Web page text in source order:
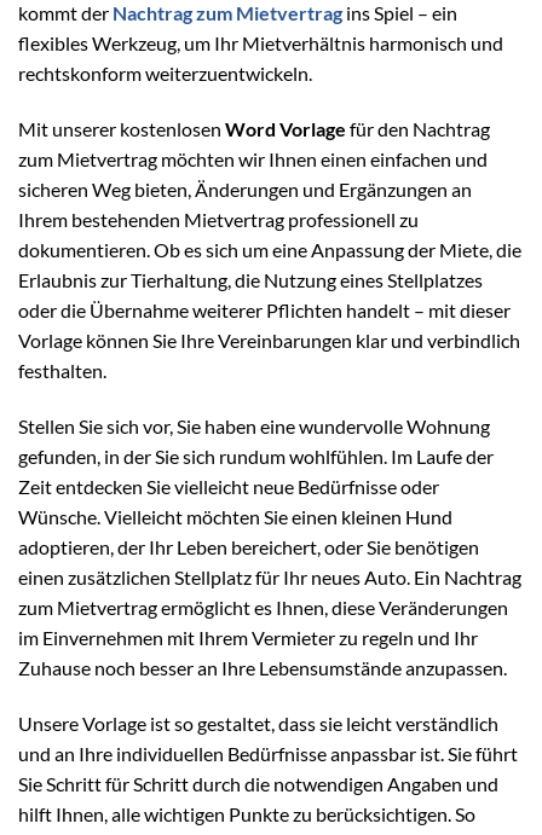
kommt der Nachtrag zum Mietvertrag ins Spiel – ein
flexibles Werkzeug, um Ihr Mietverhältnis harmonisch und
rechtskonform weiterzuentwickeln.
Mit unserer kostenlosen Word Vorlage für den Nachtrag
zum Mietvertrag möchten wir Ihnen einen einfachen und
sicheren Weg bieten, Änderungen und Ergänzungen an
Ihrem bestehenden Mietvertrag professionell zu
dokumentieren. Ob es sich um eine Anpassung der Miete, die
Erlaubnis zur Tierhaltung, die Nutzung eines Stellplatzes
oder die Übernahme weiterer Pflichten handelt – mit dieser
Vorlage können Sie Ihre Vereinbarungen klar und verbindlich
festhalten.
Stellen Sie sich vor, Sie haben eine wundervolle Wohnung
gefunden, in der Sie sich rundum wohlfühlen. Im Laufe der
Zeit entdecken Sie vielleicht neue Bedürfnisse oder
Wünsche. Vielleicht möchten Sie einen kleinen Hund
adoptieren, der Ihr Leben bereichert, oder Sie benötigen
einen zusätzlichen Stellplatz für Ihr neues Auto. Ein Nachtrag
zum Mietvertrag ermöglicht es Ihnen, diese Veränderungen
im Einvernehmen mit Ihrem Vermieter zu regeln und Ihr
Zuhause noch besser an Ihre Lebensumstände anzupassen.
Unsere Vorlage ist so gestaltet, dass sie leicht verständlich
und an Ihre individuellen Bedürfnisse anpassbar ist. Sie führt
Sie Schritt für Schritt durch die notwendigen Angaben und
hilft Ihnen, alle wichtigen Punkte zu berücksichtigen. So